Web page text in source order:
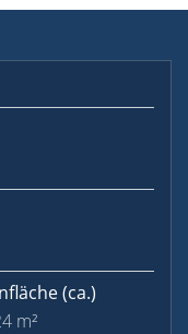
(ca.)
m²